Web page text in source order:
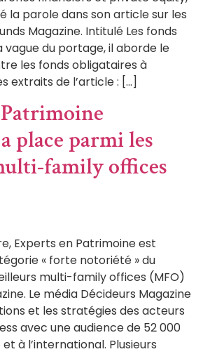
la parole dans son article sur les
Magazine. Intitulé Les fonds
vague du portage, il aborde le
les fonds obligataires à
extraits de l’article : […]
place parmi les
family offices
Experts en Patrimoine est
« forte notoriété » du
multi-family offices (MFO)
Le média Décideurs Magazine
et les stratégies des acteurs
avec une audience de 52 000
à l’international. Plusieurs